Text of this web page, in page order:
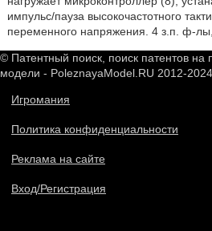
импульс/пауза высокочастотного
переменного напряжения. 4 з.п. ф-
© Патентный поиск, поиск патентов на
модели - PoleznayaModel.RU 2012-2024
Игромания
Политика конфиденциальности
Реклама на сайте
Вход/Регистрация